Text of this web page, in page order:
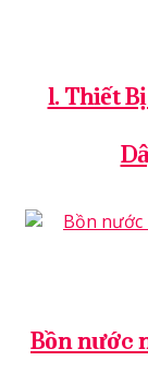
1. Thiết
Bồn nước